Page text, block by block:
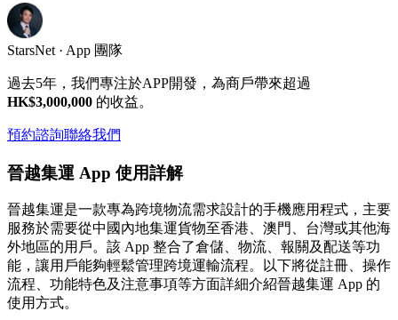
StarsNet · App 團隊
過去5年，我們專注於APP開發，為商戶帶來超過
HK$3,000,000 的收益。
預約諮詢聯絡我們
晉越集運 App 使用詳解
晉越集運是一款專為跨境物流需求設計的手機應用程式，主要
服務於需要從中國內地集運貨物至香港、澳門、台灣或其他海
外地區的用戶。該 App 整合了倉儲、物流、報關及配送等功
能，讓用戶能夠輕鬆管理跨境運輸流程。以下將從註冊、操作
流程、功能特色及注意事項等方面詳細介紹晉越集運 App 的
使用方式。